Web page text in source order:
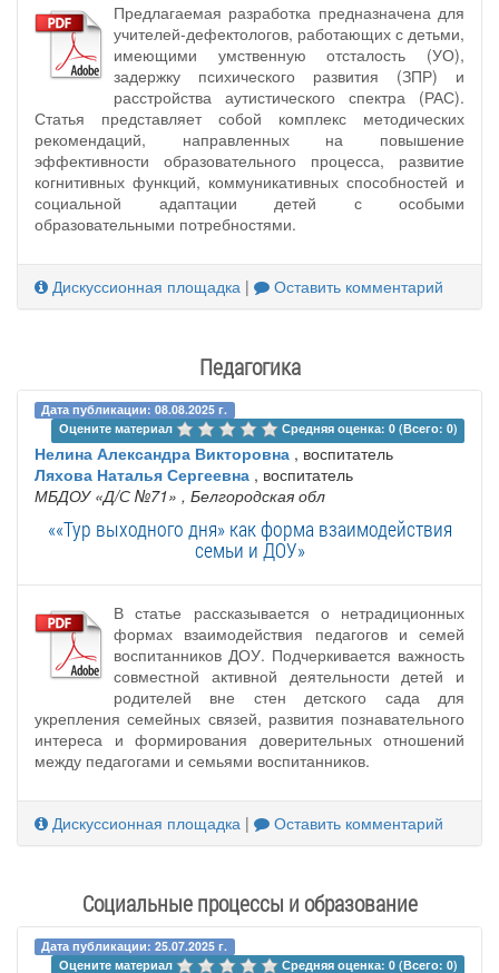
Предлагаемая разработка предназначена для
учителей-дефектологов, работающих с детьми,
имеющими умственную отсталость (УО),
задержку психического развития (ЗПР) и
расстройства аутистического спектра (РАС).
Статья представляет собой комплекс методических
рекомендаций, направленных на повышение
эффективности образовательного процесса, развитие
когнитивных функций, коммуникативных способностей и
социальной адаптации детей с особыми
образовательными потребностями.
Дискуссионная площадка | Оставить комментарий
Педагогика
Дата публикации: 08.08.2025 г.
Оцените материал
Средняя оценка: 0 (Всего: 0)
Нелина Александра Викторовна , воспитатель
Ляхова Наталья Сергеевна , воспитатель
МБДОУ «Д/С №71» , Белгородская обл
««Тур выходного дня» как форма взаимодействия
семьи и ДОУ»
В статье рассказывается о нетрадиционных
формах взаимодействия педагогов и семей
воспитанников ДОУ. Подчеркивается важность
совместной активной деятельности детей и
родителей вне стен детского сада для
укрепления семейных связей, развития познавательного
интереса и формирования доверительных отношений
между педагогами и семьями воспитанников.
Дискуссионная площадка | Оставить комментарий
Социальные процессы и образование
Дата публикации: 25.07.2025 г.
Оцените материал
Средняя оценка: 0 (Всего: 0)